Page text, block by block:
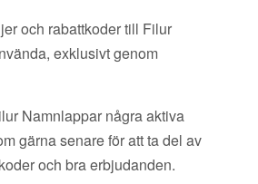
och rabattkoder till Filur
exklusivt genom
Namnlappar några aktiva
gärna senare för att ta del av
och bra erbjudanden.